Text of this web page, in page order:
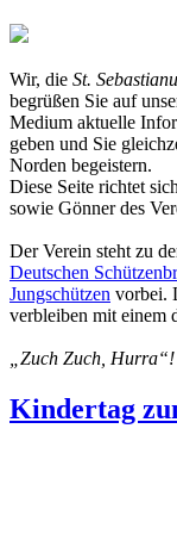
Wir, die St.
begrüßen Sie auf
Medium aktuelle
geben und Sie
Norden begeistern.
Diese Seite richtet
sowie Gönner des
Der Verein steht zu
Deutschen
Jungschützen vorbei.
verbleiben mit einem
„Zuch Zuch, Hurra“!
Kindertag